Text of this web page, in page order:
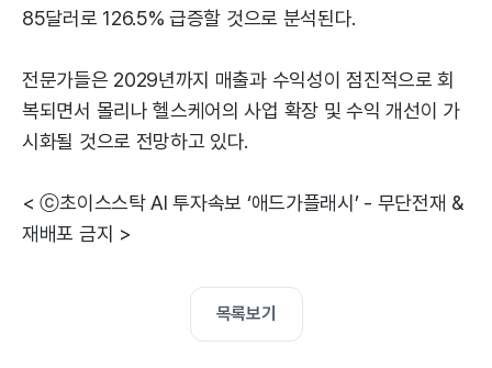
85달러로 126.5% 급증할 것으로 분석된다.
전문가들은 2029년까지 매출과 수익성이 점진적으로 회
복되면서 몰리나 헬스케어의 사업 확장 및 수익 개선이 가
시화될 것으로 전망하고 있다.
< ⓒ초이스스탁 AI 투자속보 ‘애드가플래시’ - 무단전재 &
재배포 금지 >
목록보기